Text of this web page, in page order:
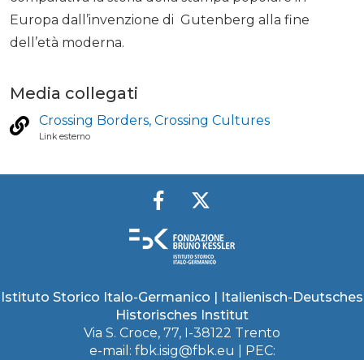
Europa dall’invenzione di Gutenberg alla fine
dell’età moderna.
Media collegati
Crossing Borders, Crossing Cultures
Link esterno
Istituto Storico Italo-Germanico | Italienisch-Deutsches
Historisches Institut
Via S. Croce, 77, I-38122 Trento
e-mail: fbk.isig@fbk.eu | PEC: